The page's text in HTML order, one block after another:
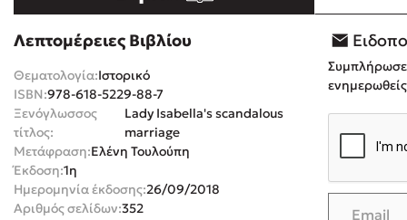
Playlist
Στέφανος Ξενάκης
Το λεξικό της ζωής σου
Τζένη
Ali Hazelwood
Cori Doerrfeld
Δανάη
Λεπτομέρειες Βιβλίου
Θεματολογία:Ιστορικό
ISBN:978-618-5229-88-7
Ξενόγλωσσος
τίτλος:
Lady Isabella's scandalous
marriage
Μετάφραση:Ελένη Τουλούπη
Έκδοση:1η
Ημερομηνία έκδοσης:26/09/2018
Αριθμός σελίδων:352
Συμπλήρωσε